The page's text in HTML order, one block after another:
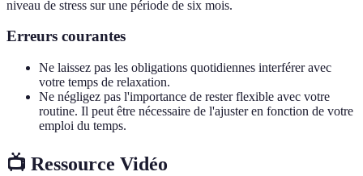
niveau de stress sur une période de six mois.
Erreurs courantes
Ne laissez pas les obligations quotidiennes interférer avec
votre temps de relaxation.
Ne négligez pas l'importance de rester flexible avec votre
routine. Il peut être nécessaire de l'ajuster en fonction de votre
emploi du temps.
📺 Ressource Vidéo